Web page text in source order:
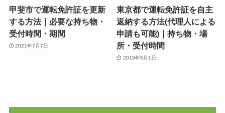
甲斐市で運転免許証を更新
する方法｜必要な持ち物・
受付時間・期間
2021年7月7日
東京都で運転免許証を自主
返納する方法(代理人による
申請も可能)｜持ち物・場
所・受付時間
2019年5月1日